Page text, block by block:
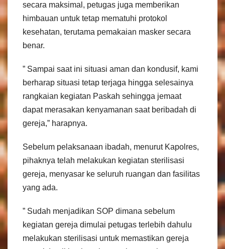
secara maksimal, petugas juga memberikan
himbauan untuk tetap mematuhi protokol
kesehatan, terutama pemakaian masker secara
benar.
” Sampai saat ini situasi aman dan kondusif, kami
berharap situasi tetap terjaga hingga selesainya
rangkaian kegiatan Paskah sehingga jemaat
dapat merasakan kenyamanan saat beribadah di
gereja,” harapnya.
Sebelum pelaksanaan ibadah, menurut Kapolres,
pihaknya telah melakukan kegiatan sterilisasi
gereja, menyasar ke seluruh ruangan dan fasilitas
yang ada.
” Sudah menjadikan SOP dimana sebelum
kegiatan gereja dimulai petugas terlebih dahulu
melakukan sterilisasi untuk memastikan gereja